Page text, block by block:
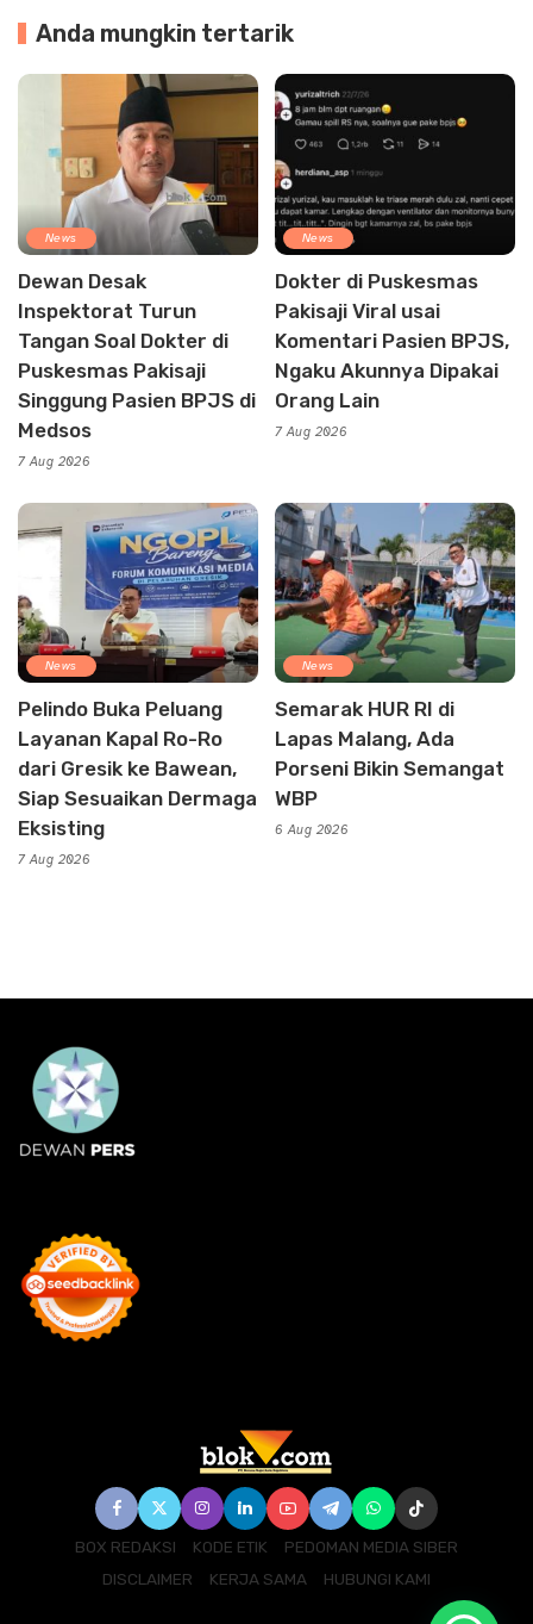
Anda mungkin tertarik
News
Dewan Desak
Inspektorat Turun
Tangan Soal Dokter di
Puskesmas Pakisaji
Singgung Pasien BPJS di
Medsos
7 Aug 2026
News
Dokter di Puskesmas
Pakisaji Viral usai
Komentari Pasien BPJS,
Ngaku Akunnya Dipakai
Orang Lain
7 Aug 2026
News
Pelindo Buka Peluang
Layanan Kapal Ro-Ro
dari Gresik ke Bawean,
Siap Sesuaikan Dermaga
Eksisting
7 Aug 2026
News
Semarak HUR RI di
Lapas Malang, Ada
Porseni Bikin Semangat
WBP
6 Aug 2026
BOX REDAKSI KODE ETIK
PEDOMAN MEDIA SIBER
DISCLAIMER
KERJA SAMA HUBUNGI KAMI